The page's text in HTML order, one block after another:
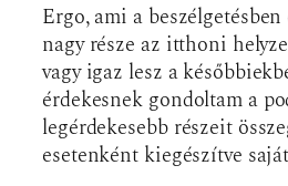
Ergo, ami a
nagy része az itthoni
vagy igaz lesz a
érdekesnek gondoltam a
legérdekesebb részeit
esetenként kiegészítve